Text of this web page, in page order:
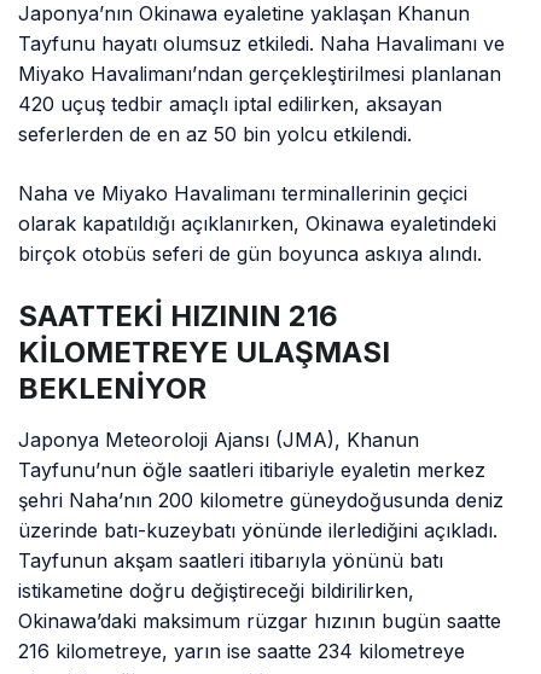
Japonya’nın Okinawa eyaletine yaklaşan Khanun
Tayfunu hayatı olumsuz etkiledi. Naha Havalimanı ve
Miyako Havalimanı’ndan gerçekleştirilmesi planlanan
420 uçuş tedbir amaçlı iptal edilirken, aksayan
seferlerden de en az 50 bin yolcu etkilendi.
Naha ve Miyako Havalimanı terminallerinin geçici
olarak kapatıldığı açıklanırken, Okinawa eyaletindeki
birçok otobüs seferi de gün boyunca askıya alındı.
SAATTEKİ HIZININ 216
KİLOMETREYE ULAŞMASI
BEKLENİYOR
Japonya Meteoroloji Ajansı (JMA), Khanun
Tayfunu’nun öğle saatleri itibariyle eyaletin merkez
şehri Naha’nın 200 kilometre güneydoğusunda deniz
üzerinde batı-kuzeybatı yönünde ilerlediğini açıkladı.
Tayfunun akşam saatleri itibarıyla yönünü batı
istikametine doğru değiştireceği bildirilirken,
Okinawa’daki maksimum rüzgar hızının bugün saatte
216 kilometreye, yarın ise saatte 234 kilometreye